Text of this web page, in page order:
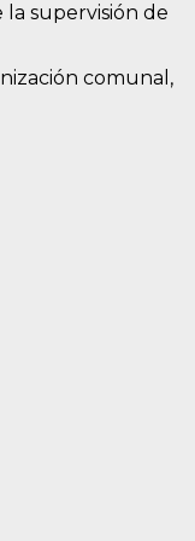
supervisión de
comunal,